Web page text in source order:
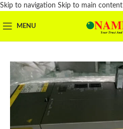
Skip to navigation Skip to main content
MENU